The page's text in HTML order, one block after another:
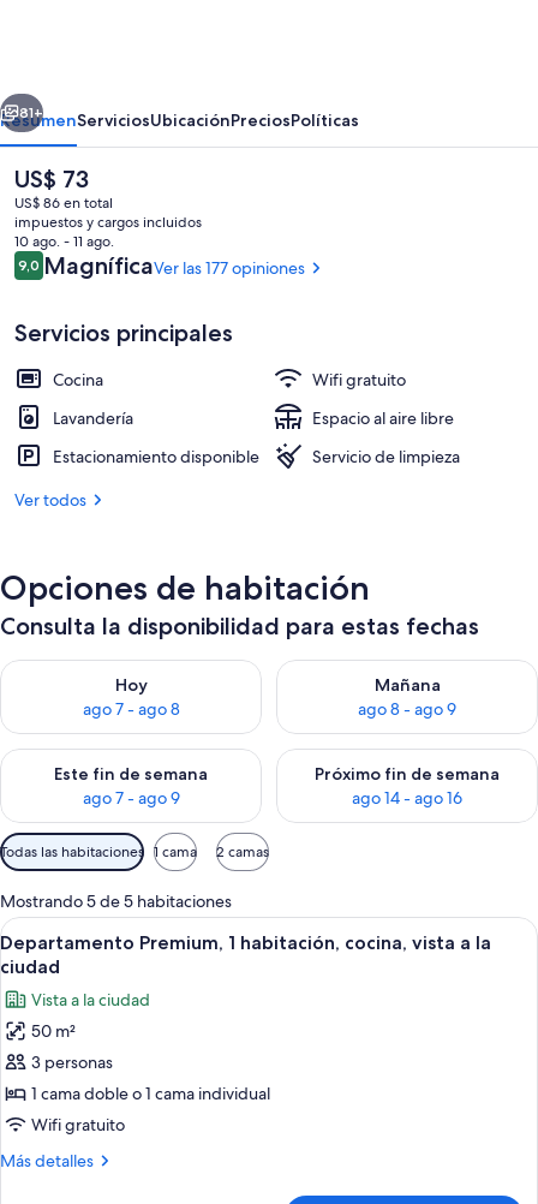
Entrada de la propiedad
Siguiente
81+
ResumenServiciosUbicaciónPreciosPolíticas
El
precio
actual
es
de
US$ 73
US$ 73
US$ 86 en total
impuestos y cargos incluidos
10 ago. - 11 ago.
Opiniones
9,09,0 de 10
MagníficaVer las 177 opiniones
Servicios principales
Cocina
Wifi gratuito
Lavandería
Espacio al aire libre
Estacionamiento disponible
Servicio de limpieza
Ver todos
Opciones de habitación
Consulta la disponibilidad para estas fechas
Hoy
ago 7 - ago 8
Consulta la disponibilidad para hoy ago 7 - ago 8
Mañana
ago 8 - ago 9
Consulta la disponibilidad
Este fin de semana
ago 7 - ago 9
Consulta la disponibilidad para este fin de semana ago 7 -
Próximo fin de semana
ago 14 - ago 16
Consulta la disponibilidad
Filtros
disponibles
para
las
habitaciones
Todas las habitaciones 1 cama 2 camas
Mostrando 5 de 5 habitaciones
Ver
todas
las
fotos
de
Departamento
Premium,
1
habitación,
18
Departamento Premium, 1 habitación, cocina, vista a la
ciudad
Vista a la ciudad
50 m²
3 personas
1 cama doble o 1 cama individual
Wifi gratuito
Más detalles
Más